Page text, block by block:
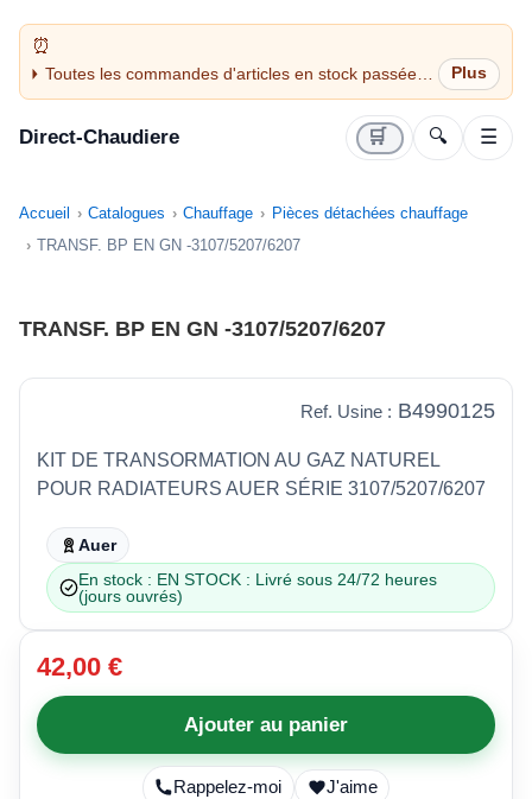
Toutes les commandes d'articles en stock passées
avant 14H sont expédiées le jour même (jours
Direct-Chaudiere 🛒 🔍 ☰
Accueil Catalogues Chauffage
Pièces détachées chauffage
TRANSF. BP EN GN -3107/5207/6207
TRANSF. BP EN GN -3107/5207/6207
Ref. Usine : B4990125
KIT DE TRANSORMATION AU GAZ NATUREL
POUR RADIATEURS AUER SÉRIE 3107/5207/6207
Auer
En stock : EN STOCK : Livré sous 24/72 heures
(jours ouvrés)
42,00 €
Ajouter au panier
Rappelez-moi J'aime